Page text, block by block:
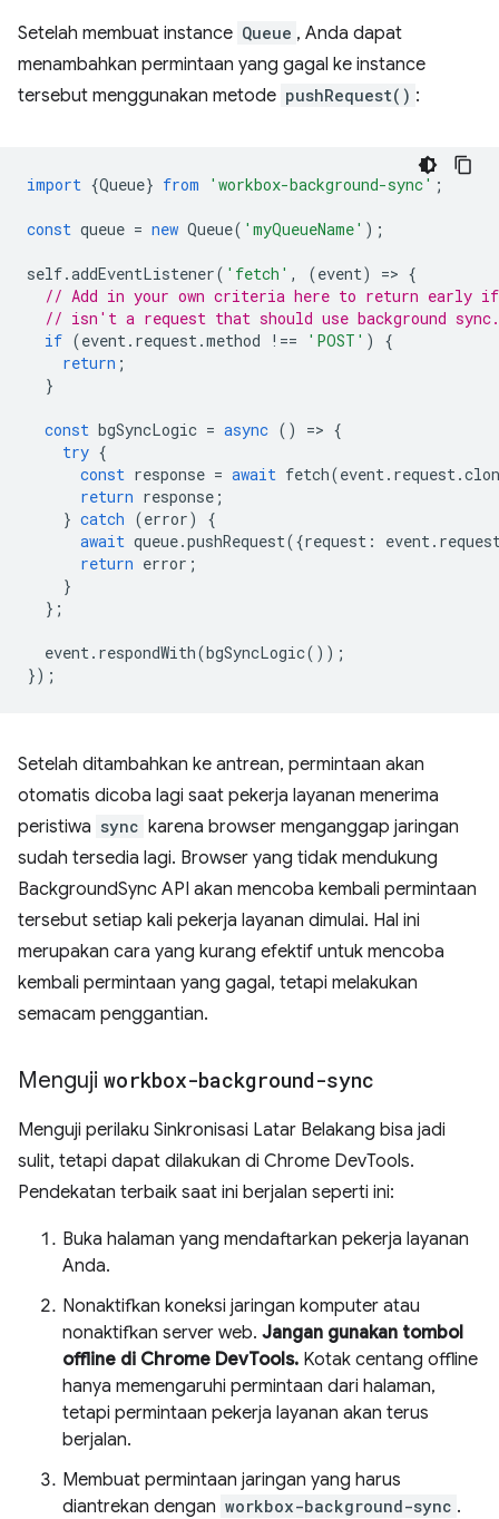
Setelah membuat instance Queue , Anda dapat
menambahkan permintaan yang gagal ke instance
tersebut menggunakan metode pushRequest() :
import {Queue} from 'workbox-background-sync' ;
const queue = new Queue( 'myQueueName' );
self.addEventListener( 'fetch' , (event) => {
// Add in your own criteria here to return early
// isn't a request that should use background sync.
if (event. request.method !== 'POST' )
{
return ;
}
const bgSyncLogic = async () => {
try {
const response = await fetch(event. request.
return response ;
} catch (error)
{
await queue.pushRequest({request : event.
return error ;
}
};
event. respondWith(bgSyncLogic());
});
Setelah ditambahkan ke antrean, permintaan akan
otomatis dicoba lagi saat pekerja layanan menerima
peristiwa sync karena browser menganggap jaringan
sudah tersedia lagi. Browser yang tidak mendukung
BackgroundSync API akan mencoba kembali permintaan
tersebut setiap kali pekerja layanan dimulai. Hal ini
merupakan cara yang kurang efektif untuk mencoba
kembali permintaan yang gagal, tetapi melakukan
semacam penggantian.
Menguji workbox-background-sync
Menguji perilaku Sinkronisasi Latar Belakang bisa jadi
sulit, tetapi dapat dilakukan di Chrome DevTools.
Pendekatan terbaik saat ini berjalan seperti ini:
Buka halaman yang mendaftarkan pekerja layanan
Anda.
Nonaktifkan koneksi jaringan komputer atau
nonaktifkan server web. Jangan gunakan tombol
offline di Chrome DevTools. Kotak centang offline
hanya memengaruhi permintaan dari halaman,
tetapi permintaan pekerja layanan akan terus
berjalan.
Membuat permintaan jaringan yang harus
diantrekan dengan workbox-background-sync .